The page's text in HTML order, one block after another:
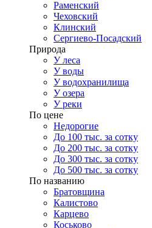
Раменский
Чеховский
Клинский
Сергиево-Посадский
Природа
У леса
У воды
У водохранилища
У озера
У реки
По цене
Недорогие
До 100 тыс. за сотку
До 200 тыс. за сотку
До 300 тыс. за сотку
До 500 тыс. за сотку
По названию
Братовщина
Калистово
Карцево
Коськово